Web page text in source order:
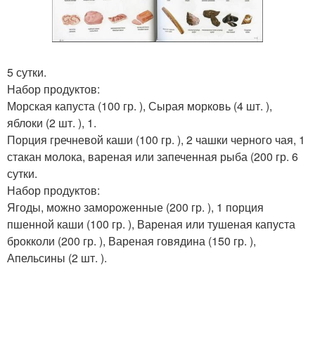
5 сутки.
Набор продуктов:
Морская капуста (100 гр. ), Сырая морковь (4 шт. ),
яблоки (2 шт. ), 1.
Порция гречневой каши (100 гр. ), 2 чашки черного чая, 1
стакан молока, вареная или запеченная рыба (200 гр. 6
сутки.
Набор продуктов:
Ягоды, можно замороженные (200 гр. ), 1 порция
пшенной каши (100 гр. ), Вареная или тушеная капуста
брокколи (200 гр. ), Вареная говядина (150 гр. ),
Апельсины (2 шт. ).